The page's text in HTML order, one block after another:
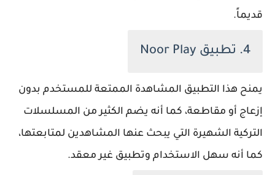
قديماً.
4. تطبيق Noor Play
يمنح هذا التطبيق المشاهدة الممتعة للمستخدم بدون
إزعاج أو مقاطعة، كما أنه يضم الكثير من المسلسلات
التركية الشهيرة التي يبحث عنها المشاهدين لمتابعتها،
كما أنه سهل الاستخدام وتطبيق غير معقد.